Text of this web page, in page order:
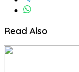
Read Also